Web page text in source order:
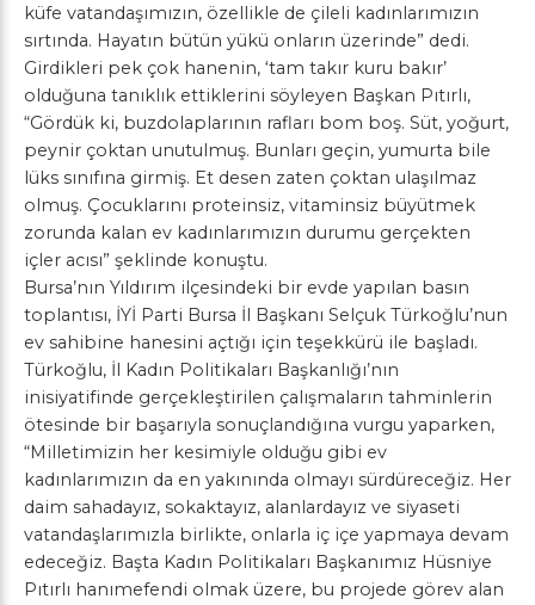
küfe vatandaşımızın, özellikle de çileli kadınlarımızın
sırtında. Hayatın bütün yükü onların üzerinde” dedi.
Girdikleri pek çok hanenin, ‘tam takır kuru bakır’
olduğuna tanıklık ettiklerini söyleyen Başkan Pıtırlı,
“Gördük ki, buzdolaplarının rafları bom boş. Süt, yoğurt,
peynir çoktan unutulmuş. Bunları geçin, yumurta bile
lüks sınıfına girmiş. Et desen zaten çoktan ulaşılmaz
olmuş. Çocuklarını proteinsiz, vitaminsiz büyütmek
zorunda kalan ev kadınlarımızın durumu gerçekten
içler acısı” şeklinde konuştu.
Bursa’nın Yıldırım ilçesindeki bir evde yapılan basın
toplantısı, İYİ Parti Bursa İl Başkanı Selçuk Türkoğlu’nun
ev sahibine hanesini açtığı için teşekkürü ile başladı.
Türkoğlu, İl Kadın Politikaları Başkanlığı’nın
inisiyatifinde gerçekleştirilen çalışmaların tahminlerin
ötesinde bir başarıyla sonuçlandığına vurgu yaparken,
“Milletimizin her kesimiyle olduğu gibi ev
kadınlarımızın da en yakınında olmayı sürdüreceğiz. Her
daim sahadayız, sokaktayız, alanlardayız ve siyaseti
vatandaşlarımızla birlikte, onlarla iç içe yapmaya devam
edeceğiz. Başta Kadın Politikaları Başkanımız Hüsniye
Pıtırlı hanımefendi olmak üzere, bu projede görev alan